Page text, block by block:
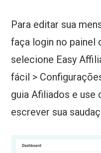
Para editar sua
faça login no painel
selecione Easy
fácil >
guia Afiliados e use
escrever sua